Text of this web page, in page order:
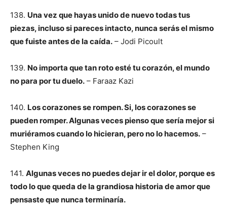
138. Una vez que hayas unido de nuevo todas tus
piezas, incluso si pareces intacto, nunca serás el mismo
que fuiste antes de la caída. – Jodi Picoult
139. No importa que tan roto esté tu corazón, el mundo
no para por tu duelo. – Faraaz Kazi
140. Los corazones se rompen. Si, los corazones se
pueden romper. Algunas veces pienso que sería mejor si
muriéramos cuando lo hicieran, pero no lo hacemos. –
Stephen King
141. Algunas veces no puedes dejar ir el dolor, porque es
todo lo que queda de la grandiosa historia de amor que
pensaste que nunca terminaría.